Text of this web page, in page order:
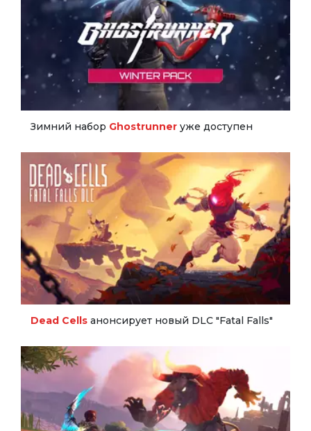
Зимний набор Ghostrunner уже доступен
Dead Cells анонсирует новый DLC "Fatal Falls"